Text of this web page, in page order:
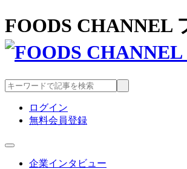
FOODS CHANNEL
ログイン
無料会員登録
企業インタビュー